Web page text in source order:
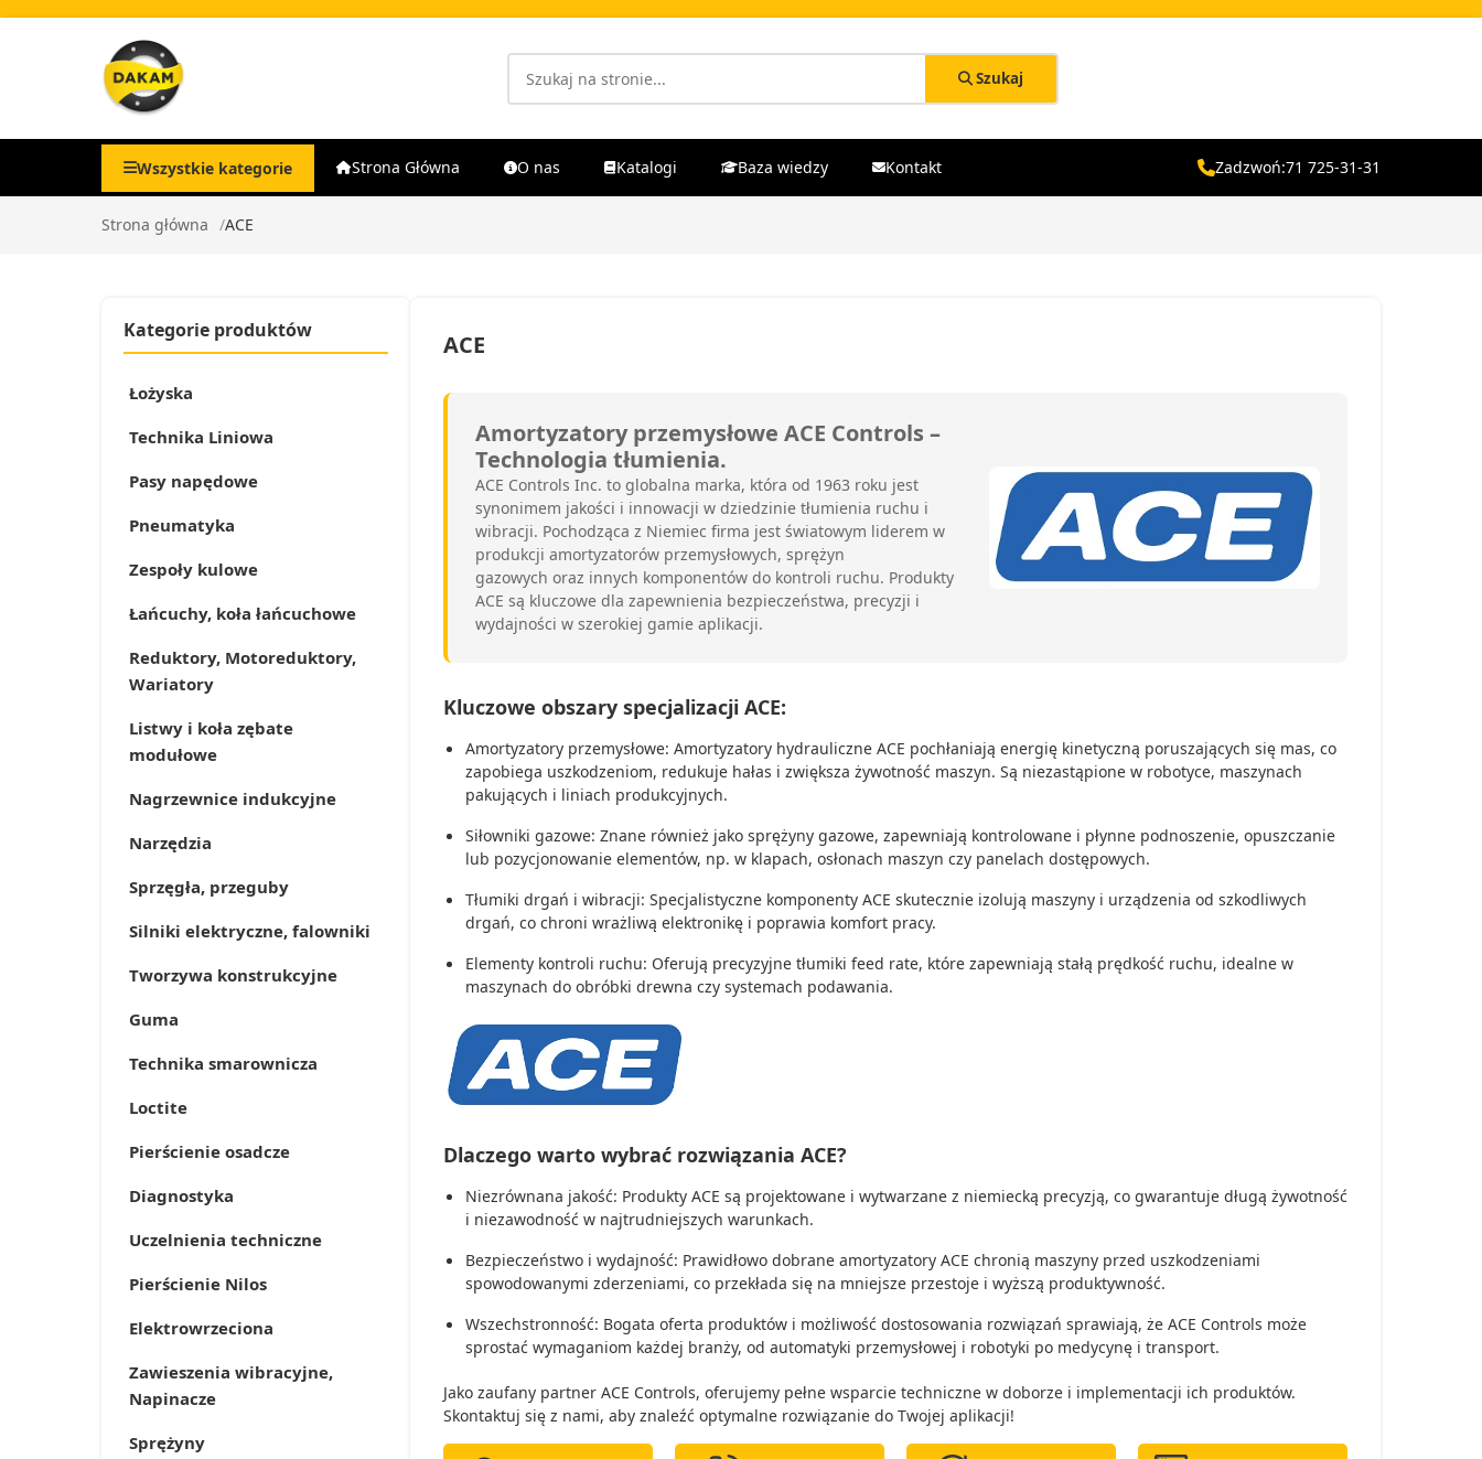
Szukaj
Wszystkie kategorie Strona Główna O nas Katalogi Baza wiedzy Kontakt Zadzwoń:71 725-31-31
Strona główna ACE
Kategorie produktów
Łożyska
Technika Liniowa
Pasy napędowe
Pneumatyka
Zespoły kulowe
Łańcuchy, koła łańcuchowe
Reduktory, Motoreduktory,
Wariatory
Listwy i koła zębate
modułowe
Nagrzewnice indukcyjne
Narzędzia
Sprzęgła, przeguby
Silniki elektryczne, falowniki
Tworzywa konstrukcyjne
Guma
Technika smarownicza
Loctite
Pierścienie osadcze
Diagnostyka
Uczelnienia techniczne
Pierścienie Nilos
Elektrowrzeciona
Zawieszenia wibracyjne,
Napinacze
Sprężyny
ACE
Amortyzatory przemysłowe ACE Controls –
Technologia tłumienia.
ACE Controls Inc. to globalna marka, która od 1963 roku jest
synonimem jakości i innowacji w dziedzinie tłumienia ruchu i
wibracji. Pochodząca z Niemiec firma jest światowym liderem w
produkcji amortyzatorów przemysłowych, sprężyn
gazowych oraz innych komponentów do kontroli ruchu. Produkty
ACE są kluczowe dla zapewnienia bezpieczeństwa, precyzji i
wydajności w szerokiej gamie aplikacji.
Kluczowe obszary specjalizacji ACE:
Amortyzatory przemysłowe: Amortyzatory hydrauliczne ACE pochłaniają energię kinetyczną poruszających się mas, co
zapobiega uszkodzeniom, redukuje hałas i zwiększa żywotność maszyn. Są niezastąpione w robotyce, maszynach
pakujących i liniach produkcyjnych.
Siłowniki gazowe: Znane również jako sprężyny gazowe, zapewniają kontrolowane i płynne podnoszenie, opuszczanie
lub pozycjonowanie elementów, np. w klapach, osłonach maszyn czy panelach dostępowych.
Tłumiki drgań i wibracji: Specjalistyczne komponenty ACE skutecznie izolują maszyny i urządzenia od szkodliwych
drgań, co chroni wrażliwą elektronikę i poprawia komfort pracy.
Elementy kontroli ruchu: Oferują precyzyjne tłumiki feed rate, które zapewniają stałą prędkość ruchu, idealne w
maszynach do obróbki drewna czy systemach podawania.
Dlaczego warto wybrać rozwiązania ACE?
Niezrównana jakość: Produkty ACE są projektowane i wytwarzane z niemiecką precyzją, co gwarantuje długą żywotność
i niezawodność w najtrudniejszych warunkach.
Bezpieczeństwo i wydajność: Prawidłowo dobrane amortyzatory ACE chronią maszyny przed uszkodzeniami
spowodowanymi zderzeniami, co przekłada się na mniejsze przestoje i wyższą produktywność.
Wszechstronność: Bogata oferta produktów i możliwość dostosowania rozwiązań sprawiają, że ACE Controls może
sprostać wymaganiom każdej branży, od automatyki przemysłowej i robotyki po medycynę i transport.
Jako zaufany partner ACE Controls, oferujemy pełne wsparcie techniczne w doborze i implementacji ich produktów.
Skontaktuj się z nami, aby znaleźć optymalne rozwiązanie do Twojej aplikacji!